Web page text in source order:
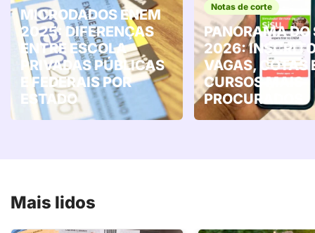
MICRODADOS ENEM
2025: DIFERENÇAS
ENTRE ESCOLA
PRIVADAS PÚBLICAS
E FEDERAIS POR
ESTADO
Notas de corte
PANORAMA DO
2026:
VAGAS, COTAS
CURSOS MAIS
PROCURADOS
Mais lidos